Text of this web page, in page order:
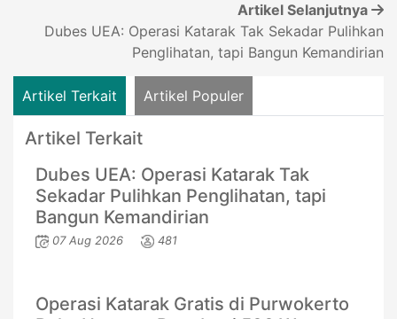
Artikel Selanjutnya
Dubes UEA: Operasi Katarak Tak Sekadar Pulihkan
Penglihatan, tapi Bangun Kemandirian
Artikel Terkait Artikel Populer
Artikel Terkait
Dubes UEA: Operasi Katarak Tak
Sekadar Pulihkan Penglihatan, tapi
Bangun Kemandirian
07 Aug 2026 481
Operasi Katarak Gratis di Purwokerto